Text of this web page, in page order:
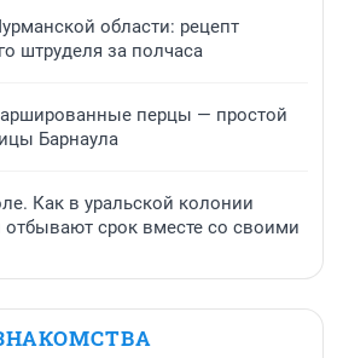
области: рецепт
штруделя за полчаса
перцы — простой
Барнаула
Как в уральской колонии
срок вместе со своими